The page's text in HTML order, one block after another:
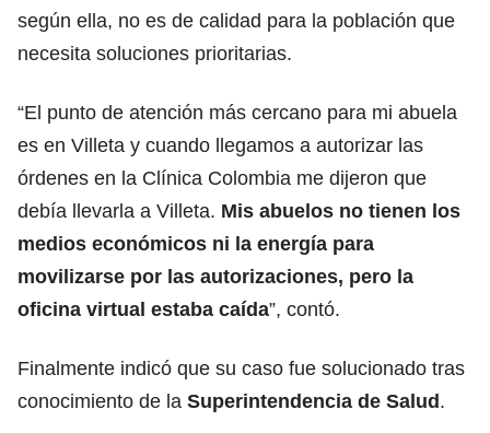
según ella, no es de calidad para la población que
necesita soluciones prioritarias.
“El punto de atención más cercano para mi abuela
es en Villeta y cuando llegamos a autorizar las
órdenes en la Clínica Colombia me dijeron que
debía llevarla a Villeta. Mis abuelos no tienen los
medios económicos ni la energía para
movilizarse por las autorizaciones, pero la
oficina virtual estaba caída”, contó.
Finalmente indicó que su caso fue solucionado tras
conocimiento de la Superintendencia de Salud.